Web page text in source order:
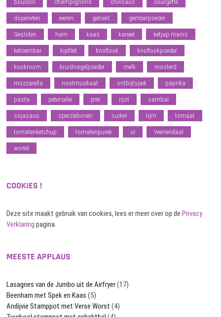
bouillon champignons chilisaus courgette
doperwten eieren gehakt gemberpoeder
Gesloten ham kaas kaneel ketjap manis
ketoembar kipfilet knoflook knoflookpoeder
kookroom kruidnagelpoeder melk mosterd
mozzarella nootmuskaat ontbijtspek paprika
pasta peterselie prei rijst sambal
sojasaus sperziebonen suiker tijm tomaat
tomatenketchup tomatenpuree ui Veenendaal
wortel
COOKIES !
Deze site maakt gebruik van cookies, lees er meer over op dePrivacy
Verklaring pagina.
MEESTE APPLAUS
Lasagnes van de Jumbo uit de Airfryer(17)
Beenham met Spek en Kaas (5)
Andijvie Stamppot met Verse Worst (4)